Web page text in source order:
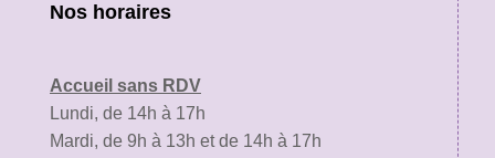
Nos horaires
Accueil sans RDV
Lundi, de 14h à 17h
Mardi, de 9h à 13h et de 14h à 17h